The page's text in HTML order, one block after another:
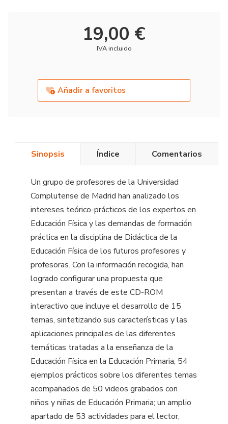
19,00 €
IVA incluido
Añadir a favoritos
Sinopsis Índice Comentarios
Un grupo de profesores de la Universidad
Complutense de Madrid han analizado los
intereses teórico-prácticos de los expertos en
Educación Física y las demandas de formación
práctica en la disciplina de Didáctica de la
Educación Física de los futuros profesores y
profesoras. Con la información recogida, han
logrado configurar una propuesta que
presentan a través de este CD-ROM
interactivo que incluye el desarrollo de 15
temas, sintetizando sus características y las
aplicaciones principales de las diferentes
temáticas tratadas a la enseñanza de la
Educación Física en la Educación Primaria; 54
ejemplos prácticos sobre los diferentes temas
acompañados de 50 videos grabados con
niños y niñas de Educación Primaria; un amplio
apartado de 53 actividades para el lector,